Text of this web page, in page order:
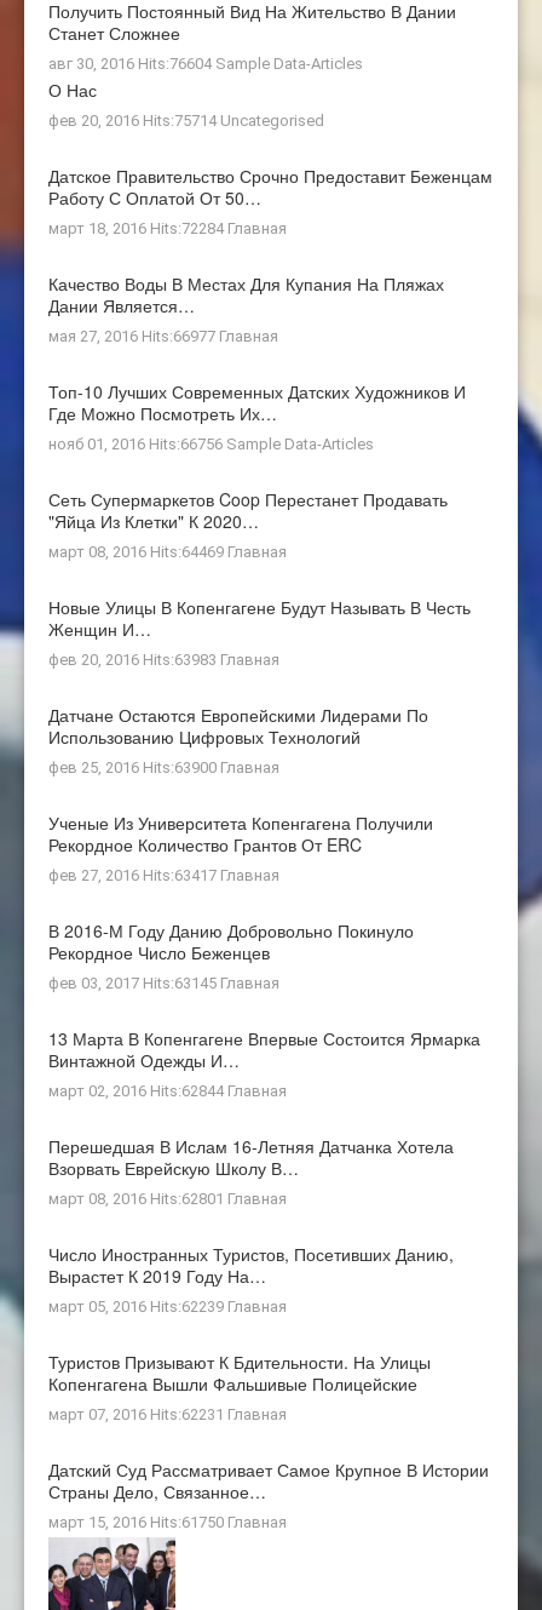
Получить Постоянный Вид На Жительство В Дании
Станет Сложнее
авг 30, 2016 Hits:76604 Sample Data-Articles
О Нас
фев 20, 2016 Hits:75714 Uncategorised
Датское Правительство Срочно Предоставит Беженцам
Работу С Оплатой От 50…
март 18, 2016 Hits:72284 Главная
Качество Воды В Местах Для Купания На Пляжах
Дании Является…
мая 27, 2016 Hits:66977 Главная
Топ-10 Лучших Современных Датских Художников И
Где Можно Посмотреть Их…
нояб 01, 2016 Hits:66756 Sample Data-Articles
Сеть Супермаркетов Coop Перестанет Продавать
"яйца Из Клетки" К 2020…
март 08, 2016 Hits:64469 Главная
Новые Улицы В Копенгагене Будут Называть В Честь
Женщин И…
фев 20, 2016 Hits:63983 Главная
Датчане Остаются Европейскими Лидерами По
Использованию Цифровых Технологий
фев 25, 2016 Hits:63900 Главная
Ученые Из Университета Копенгагена Получили
Рекордное Количество Грантов От ERC
фев 27, 2016 Hits:63417 Главная
В 2016-М Году Данию Добровольно Покинуло
Рекордное Число Беженцев
фев 03, 2017 Hits:63145 Главная
13 Марта В Копенгагене Впервые Состоится Ярмарка
Винтажной Одежды И…
март 02, 2016 Hits:62844 Главная
Перешедшая В Ислам 16-Летняя Датчанка Хотела
Взорвать Еврейскую Школу В…
март 08, 2016 Hits:62801 Главная
Число Иностранных Туристов, Посетивших Данию,
Вырастет К 2019 Году На…
март 05, 2016 Hits:62239 Главная
Туристов Призывают К Бдительности. На Улицы
Копенгагена Вышли Фальшивые Полицейские
март 07, 2016 Hits:62231 Главная
Датский Суд Рассматривает Самое Крупное В Истории
Страны Дело, Связанное…
март 15, 2016 Hits:61750 Главная